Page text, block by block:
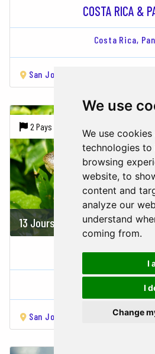
We use
We use
technologies
browsing
website, to
content and
analyze our
understand
coming from.
I
I
Change
COSTA RICA &
Costa Rica,
San José
2 Pays |
13 Jours
COSTA RICA &
San José Tortuguero